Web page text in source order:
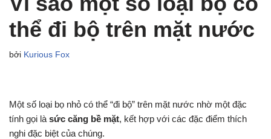
thể đi bộ trên mặt nước
bởi Kurious Fox
Một số loại bọ nhỏ có thể “đi bộ” trên mặt nước nhờ một đặc
tính gọi là sức căng bề mặt, kết hợp với các đặc điểm thích
nghi đặc biệt của chúng.